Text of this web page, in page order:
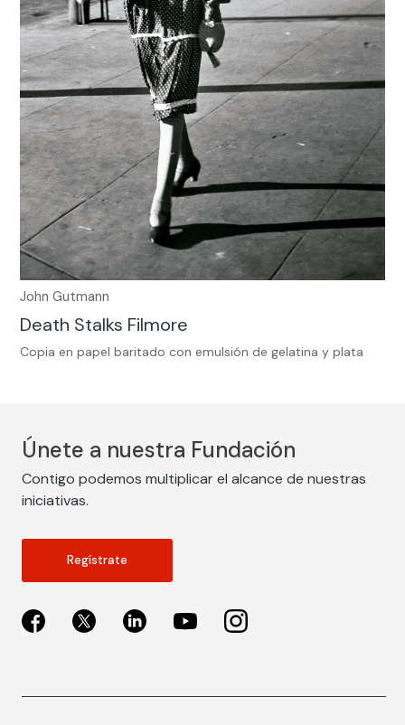
John Gutmann
Death Stalks Filmore
Copia en papel baritado con emulsión de gelatina y plata
Únete a nuestra Fundación
Contigo podemos multiplicar el alcance de nuestras
iniciativas.
Regístrate